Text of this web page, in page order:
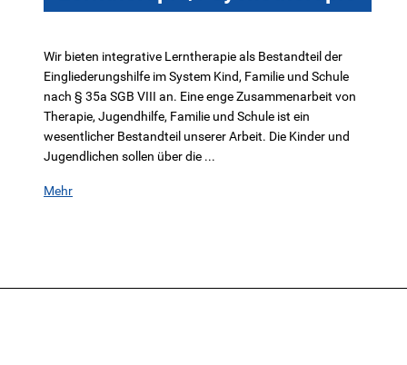
Wir bieten integrative Lerntherapie als Bestandteil der
Eingliederungshilfe im System Kind, Familie und Schule
nach § 35a SGB VIII an. Eine enge Zusammenarbeit von
Therapie, Jugendhilfe, Familie und Schule ist ein
wesentlicher Bestandteil unserer Arbeit. Die Kinder und
Jugendlichen sollen über die ...
Mehr